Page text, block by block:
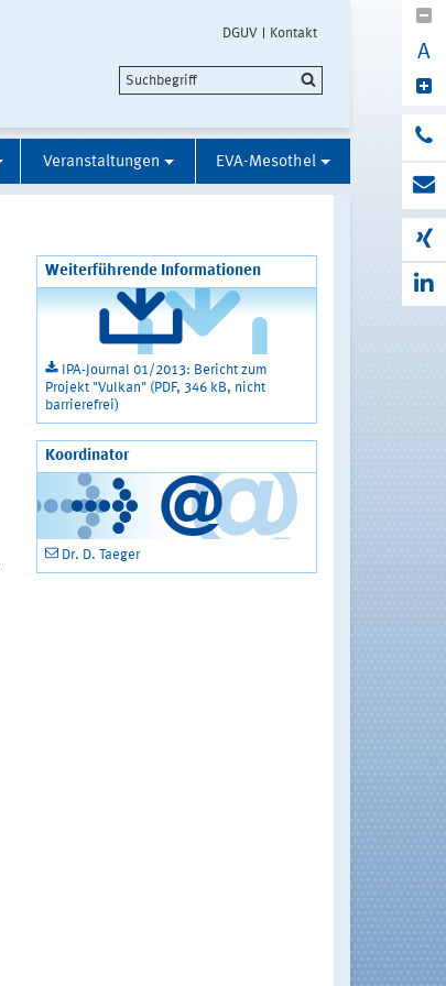
DGUV Kontakt
A
Veranstaltungen EVA-Mesothel
Weiterführende Informationen
IPA-Journal 01/2013: Bericht zum
Projekt "Vulkan" (PDF, 346 kB, nicht
barrierefrei)
Koordinator
Dr. D. Taeger